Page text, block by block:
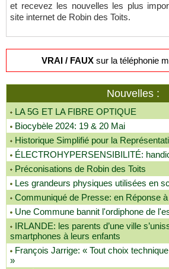
et recevez les nouvelles les plus
site internet de Robin des Toits.
VRAI / FAUXsur la téléphonie
Nouvelles :
LA 5G ET LA FIBRE OPTIQUE
Biocybèle 2024: 19 & 20 Mai
Historique Simplifié pour la
ÉLECTROHYPERSENSIBILITÉ:
Préconisations de Robin des Toits
Les grandeurs physiques utilisées en
Communiqué de Presse: en Réponse
Une Commune bannit l'ordiphone de
IRLANDE: les parents d’une ville
smartphones à leurs enfants
François Jarrige: « Tout choix
»